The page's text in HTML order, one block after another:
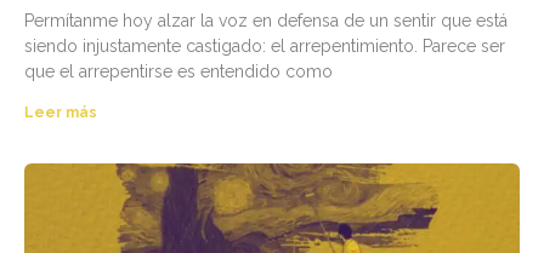
Permítanme hoy alzar la voz en defensa de un sentir que está
siendo injustamente castigado: el arrepentimiento. Parece ser
que el arrepentirse es entendido como
Leer más